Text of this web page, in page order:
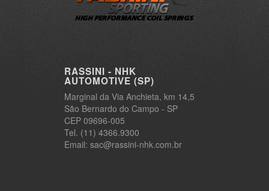
RASSINI - NHK
AUTOMOTIVE (SP)
Marginal da Via Anchieta, km 14,5
São Bernardo do Campo - SP
CEP 09696-005
Tel. (11) 4366.9300
Email: sac@rassini-nhk.com.br